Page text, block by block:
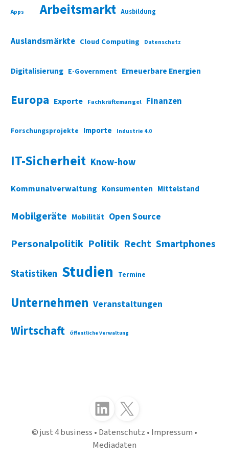
Apps Arbeitsmarkt Ausbildung
Auslandsmärkte Cloud Computing Datenschutz
Digitalisierung E-Government Erneuerbare Energien
Europa Exporte Fachkräftemangel Finanzen
Forschungsprojekte Importe Industrie 4.0
IT-Sicherheit Know-how
Kommunalverwaltung Konsumenten Mittelstand
Mobilgeräte Mobilität Open Source
Personalpolitik Politik Recht Smartphones
Statistiken Studien Termine
Unternehmen Veranstaltungen
Wirtschaft Öffentliche Verwaltung
Folgen Sie uns auf LinkedInFolgen Sie uns auf X (Twitter)
just 4 business Datenschutz Impressum
Mediadaten